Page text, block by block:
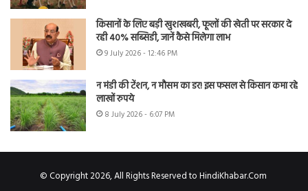
किसानों के लिए बड़ी खुशखबरी, फूलों की खेती पर सरकार दे
रही 40% सब्सिडी, जानें कैसे मिलेगा लाभ
9 July 2026 - 12:46 PM
न मंडी की टेंशन, न मौसम का डर! इस फसल से किसान कमा रहे
लाखों रुपये
8 July 2026 - 6:07 PM
© Copyright 2026, All Rights Reserved to HindiKhabar.Com